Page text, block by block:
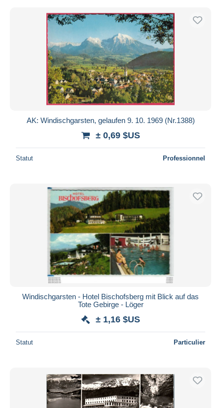
AK: Windischgarsten, gelaufen 9. 10. 1969 (Nr.1388)
± 0,69 $US
Statut Professionnel
Windischgarsten - Hotel Bischofsberg mit Blick auf das
Tote Gebirge - Löger
± 1,16 $US
Statut Particulier